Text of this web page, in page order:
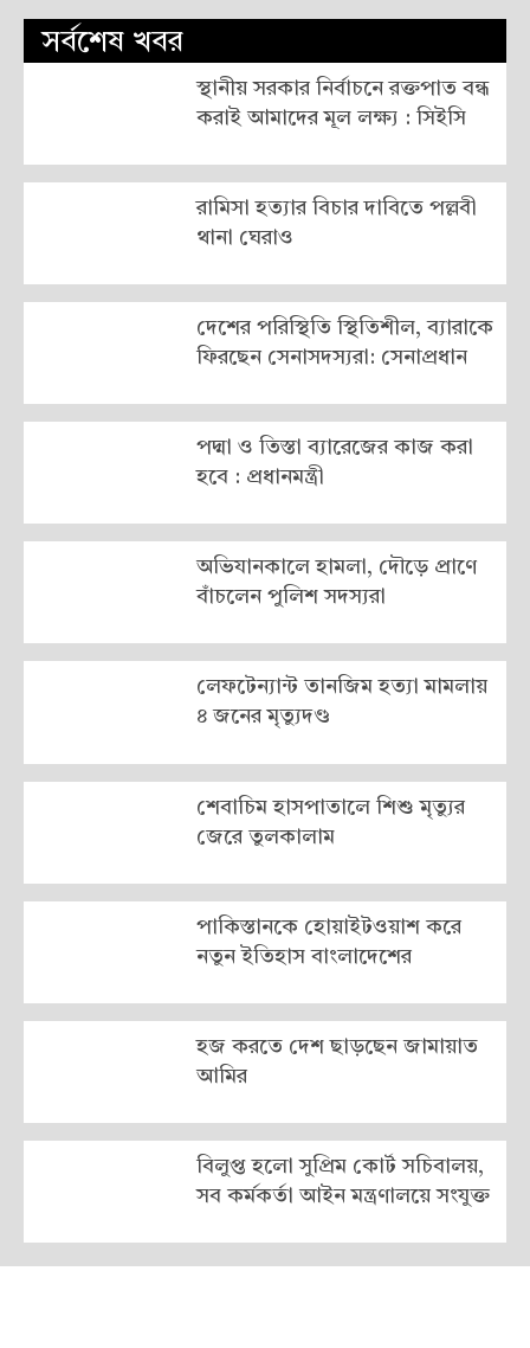
সর্বশেষ খবর
স্থানীয় সরকার নির্বাচনে রক্তপাত বন্ধ
করাই আমাদের মূল লক্ষ্য : সিইসি
রামিসা হত্যার বিচার দাবিতে পল্লবী
থানা ঘেরাও
দেশের পরিস্থিতি স্থিতিশীল, ব্যারাকে
ফিরছেন সেনাসদস্যরা: সেনাপ্রধান
পদ্মা ও তিস্তা ব্যারেজের কাজ করা
হবে : প্রধানমন্ত্রী
অভিযানকালে হামলা, দৌড়ে প্রাণে
বাঁচলেন পুলিশ সদস্যরা
লেফটেন্যান্ট তানজিম হত্যা মামলায়
৪ জনের মৃত্যুদণ্ড
শেবাচিম হাসপাতালে শিশু মৃত্যুর
জেরে তুলকালাম
পাকিস্তানকে হোয়াইটওয়াশ করে
নতুন ইতিহাস বাংলাদেশের
হজ করতে দেশ ছাড়ছেন জামায়াত
আমির
বিলুপ্ত হলো সুপ্রিম কোর্ট সচিবালয়,
সব কর্মকর্তা আইন মন্ত্রণালয়ে সংযুক্ত